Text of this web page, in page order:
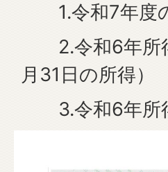
1.令和7年度
2.令和6年所得
月31日の所得）
3.令和6年所